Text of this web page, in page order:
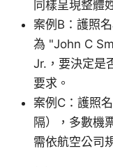
同樣呈現整體
案例B：護照
為 "John C
Jr.，要決定是
要求。
案例C：護照
隔），多數機
需依航空公司